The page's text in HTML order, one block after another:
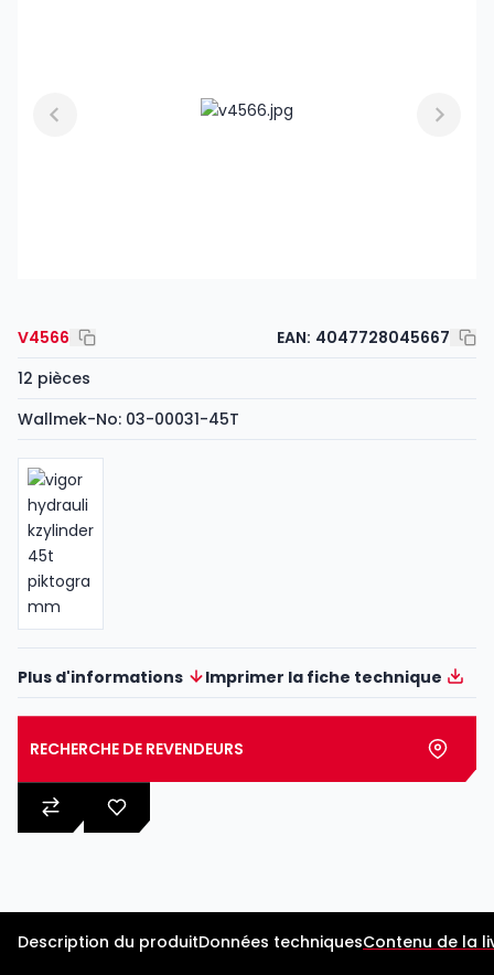
V4566 EAN: 4047728045667
12 pièces
Wallmek-No: 03-00031-45T
Plus d'informations Imprimer la fiche technique
RECHERCHE DE REVENDEURS
Description du produitDonnées techniquesContenu de la